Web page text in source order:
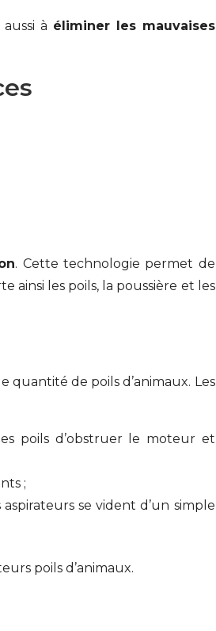
à éliminer les mauvaises
. Cette technologie permet de
ainsi les poils, la poussière et les
quantité de poils d’animaux. Les
poils d’obstruer le moteur et
;
se vident d’un simple
poils d’animaux.